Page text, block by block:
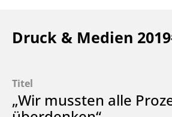
Druck & Medien
Titel
„Wir mussten alle